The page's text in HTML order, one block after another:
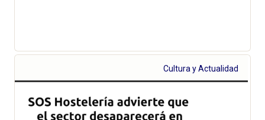
Cultura y Actualidad